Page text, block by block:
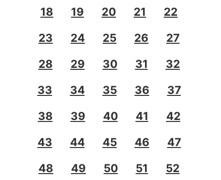
18
19 20 21
22
23
24 25 26
27
28
29 30 31
32
33
34 35 36
37
38
39 40 41
42
43
44 45 46
47
48
49 50 51
52